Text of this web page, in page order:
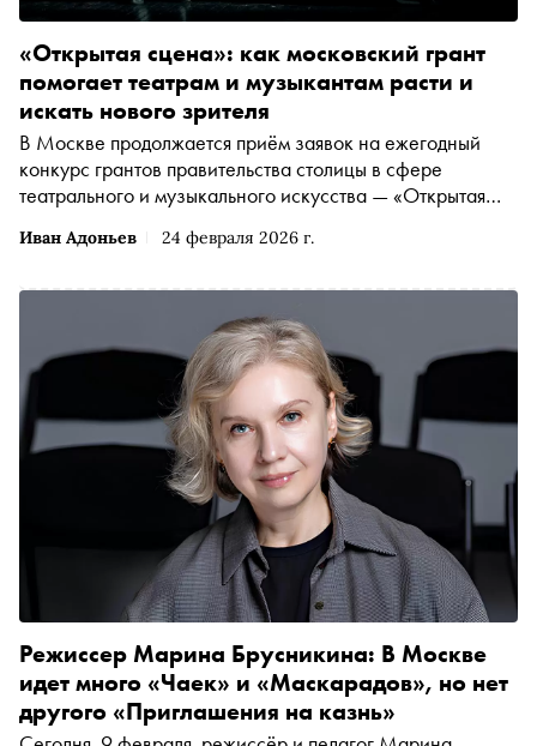
Иван Адоньев 24 февраля 2026 г.
«Открытая сцена»: как московский грант
помогает театрам и музыкантам расти и
искать нового зрителя
В Москве продолжается приём заявок на ежегодный
конкурс грантов правительства столицы в сфере
театрального и музыкального искусства — «Открытая
через цифровую платформу «Дело в Москве».
Департамент культуры города
Режиссер Марина Брусникина: В Москве
идет много «Чаек» и «Маскарадов», но нет
другого «Приглашения на казнь»